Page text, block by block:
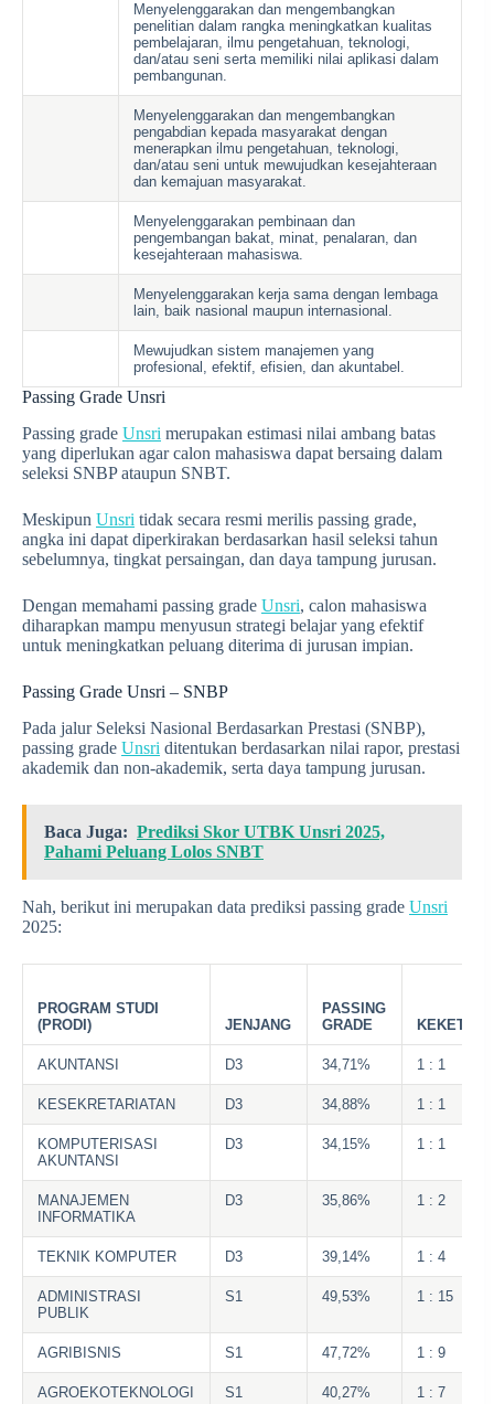
Menyelenggarakan dan mengembangkan
penelitian dalam rangka meningkatkan kualitas
pembelajaran, ilmu pengetahuan, teknologi,
dan/atau seni serta memiliki nilai aplikasi dalam
pembangunan.
Menyelenggarakan dan mengembangkan
pengabdian kepada masyarakat dengan
menerapkan ilmu pengetahuan, teknologi,
dan/atau seni untuk mewujudkan kesejahteraan
dan kemajuan masyarakat.
Menyelenggarakan pembinaan dan
pengembangan bakat, minat, penalaran, dan
kesejahteraan mahasiswa.
Menyelenggarakan kerja sama dengan lembaga
lain, baik nasional maupun internasional.
Mewujudkan sistem manajemen yang
profesional, efektif, efisien, dan akuntabel.
Passing Grade Unsri
Passing grade Unsri merupakan estimasi nilai ambang batas
yang diperlukan agar calon mahasiswa dapat bersaing dalam
seleksi SNBP ataupun SNBT.
Meskipun Unsri tidak secara resmi merilis passing grade,
angka ini dapat diperkirakan berdasarkan hasil seleksi tahun
sebelumnya, tingkat persaingan, dan daya tampung jurusan.
Dengan memahami passing grade Unsri, calon mahasiswa
diharapkan mampu menyusun strategi belajar yang efektif
untuk meningkatkan peluang diterima di jurusan impian.
Passing Grade Unsri – SNBP
Pada jalur Seleksi Nasional Berdasarkan Prestasi (SNBP),
passing grade Unsri ditentukan berdasarkan nilai rapor, prestasi
akademik dan non-akademik, serta daya tampung jurusan.
Baca Juga: Prediksi Skor UTBK Unsri 2025,
Pahami Peluang Lolos SNBT
Nah, berikut ini merupakan data prediksi passing grade Unsri
2025:
PROGRAM STUDI
(PRODI)
JENJANG
PASSING
GRADE
AKUNTANSI D3 34,71% 1 : 1
KESEKRETARIATAN D3 34,88% 1 : 1
KOMPUTERISASI
AKUNTANSI
D3 34,15% 1 : 1
MANAJEMEN
INFORMATIKA
D3 35,86% 1 : 2
TEKNIK KOMPUTER D3 39,14% 1 : 4
ADMINISTRASI
PUBLIK
S1 49,53% 1 : 15
AGRIBISNIS S1 47,72% 1 : 9
AGROEKOTEKNOLOGI S1 40,27% 1 : 7